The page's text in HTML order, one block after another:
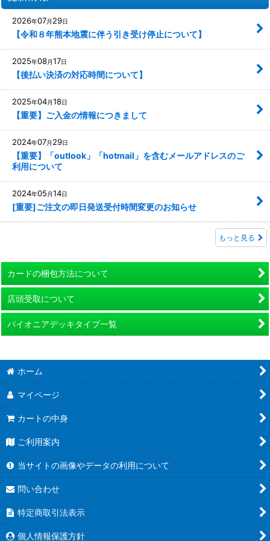
2026年07月 29日
【令和８年熊本地震に伴う引き受け停止について】
2025年08月17日
【後払い決済の対応時間について】
2025年04月18日
【重要】ご入金の情報につきまして
2024年07月 29日
【重要】「outlook」「hotmail」を含むメールアドレスのご
利用について
2024年05 月14日
[重要]ご注文の即日発送受付時間変更のお知らせ
もっと見る
カードの梱包方法について
店頭受取について
パイオニアデッキタイプ一覧
ホーム
マイページ
カートの中身
ご利用案内
当サイトの画像やデータの利用について
問い合わせ
特定商取引法表示
個人情報保護方針